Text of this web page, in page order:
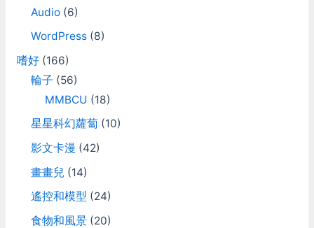
Audio(6)
WordPress(8)
嗜好(166)
輪子 (56)
MMBCU (18)
星星科幻蘿蔔(10)
影文卡漫 (42)
畫畫兒 (14)
遙控和模型 (24)
食物和風景(20)